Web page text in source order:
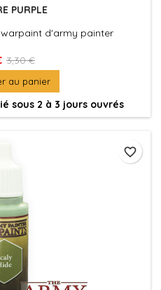
PURPLE
d'army painter
3,30 €
au panier
sous 2 à 3 jours ouvrés
favorite_border